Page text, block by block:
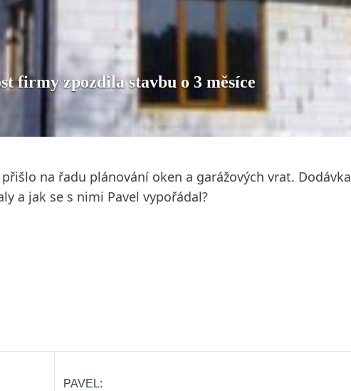
firmy zpozdila stavbu o 3 měsíce
na řadu plánování oken a garážových vrat.
a jak se s nimi Pavel vypořádal?
PAVEL: